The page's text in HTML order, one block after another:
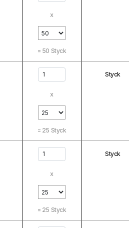
x
= 50 Styck
x
= 25 Styck
Styck
x
= 25 Styck
Styck